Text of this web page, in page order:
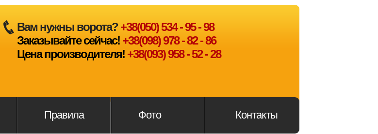
Вам нужны ворота?+38(050) 534 - 95 - 98
Заказывайте сейчас! +38(098) 978 - 82 - 86
Цена производителя! +38(093) 958 - 52 - 28
Правила Фото Контакты